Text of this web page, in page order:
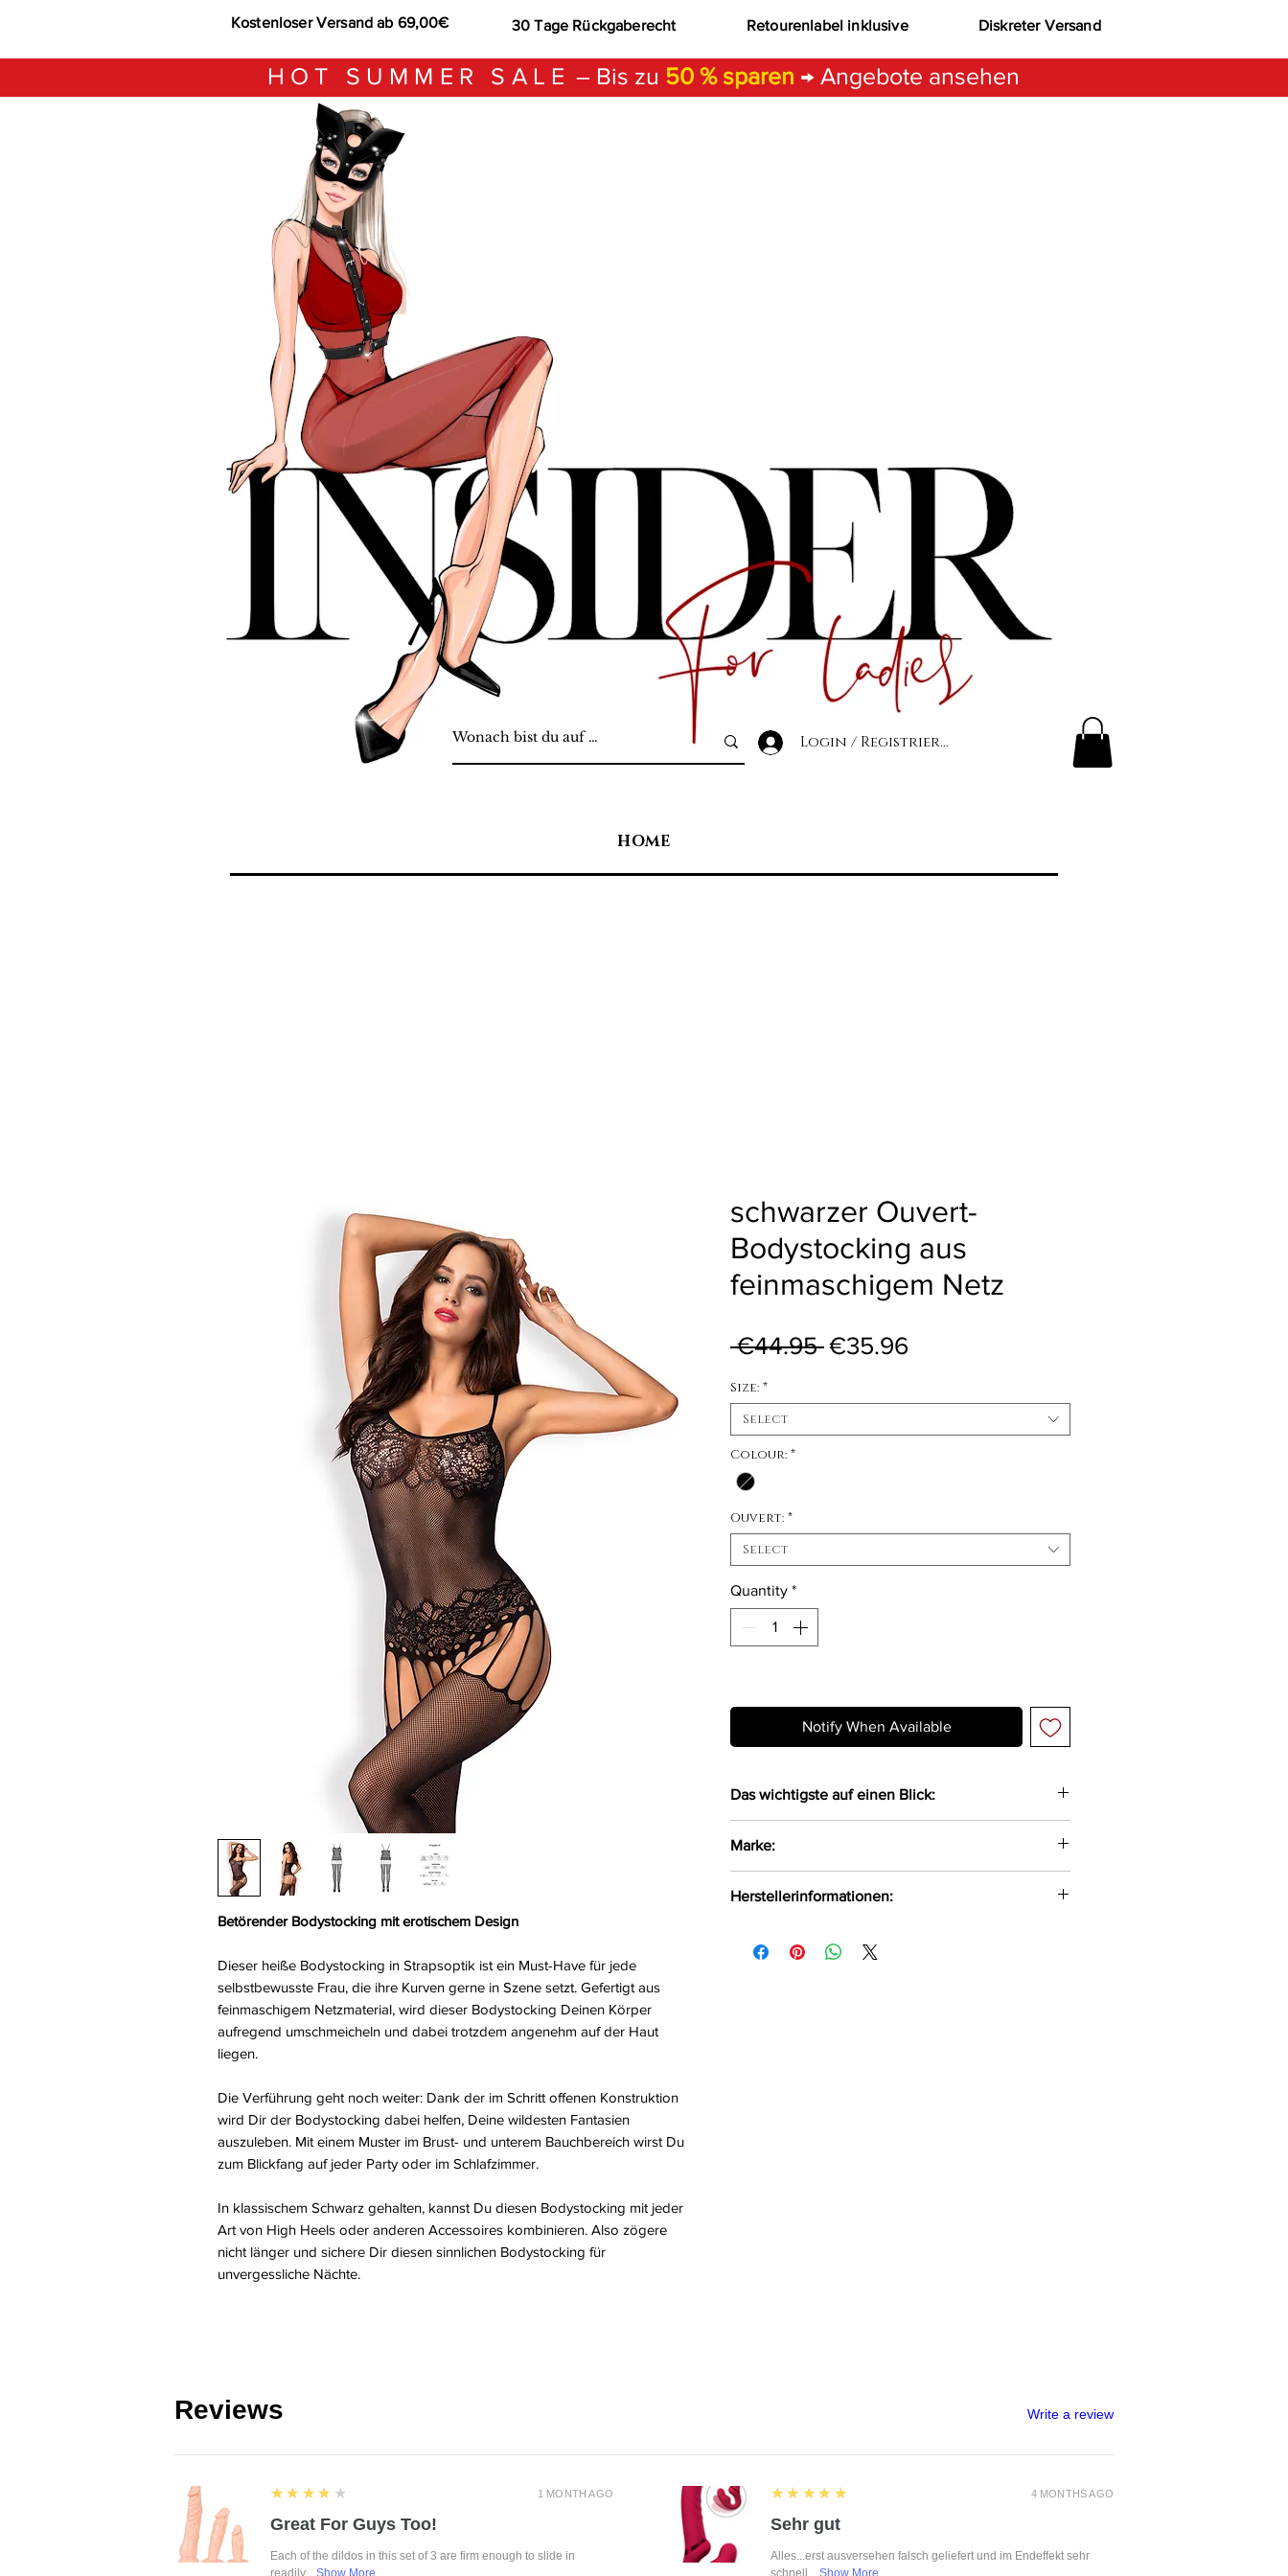
Kostenloser Versand ab 69,00€ 30 Tage Rückgaberecht Retourenlabel inklusive Diskreter Versand
HOT SUMMER SALE – Bis zu 50 % sparen → Angebote ansehen
Login / Registrierung
HOME
Betörender Bodystocking mit erotischem Design
Dieser heiße Bodystocking in Strapsoptik ist ein Must-Have für jede
selbstbewusste Frau, die ihre Kurven gerne in Szene setzt. Gefertigt aus
feinmaschigem Netzmaterial, wird dieser Bodystocking Deinen Körper
aufregend umschmeicheln und dabei trotzdem angenehm auf der Haut
liegen.
Die Verführung geht noch weiter: Dank der im Schritt offenen Konstruktion
wird Dir der Bodystocking dabei helfen, Deine wildesten Fantasien
auszuleben. Mit einem Muster im Brust- und unterem Bauchbereich wirst Du
zum Blickfang auf jeder Party oder im Schlafzimmer.
In klassischem Schwarz gehalten, kannst Du diesen Bodystocking mit jeder
Art von High Heels oder anderen Accessoires kombinieren. Also zögere
nicht länger und sichere Dir diesen sinnlichen Bodystocking für
unvergessliche Nächte.
schwarzer Ouvert-
Bodystocking aus
feinmaschigem Netz
€44.95 Regular Price
€35.96
Size: *
Select
Colour: *
Ouvert: *
Select
Quantity *
Notify When Available
Das wichtigste auf einen Blick:
feinmaschigem Netz
Im Schritt offen
Größe:S/M/L
Material:
90%Nylon 10%Elasthan
Marke:
Herstellerinformationen:
Krolewska Street 1
Reviews Write a review
1 MONTH AGO
4
★★★★★
Great For Guys Too!
Each of the dildos in this set of 3 are firm enough to slide in
readily,...Show More
4 MONTHS AGO
5
★★★★★
Sehr gut
Alles...erst ausversehen falsch geliefert und im Endeffekt sehr
schnell....Show More